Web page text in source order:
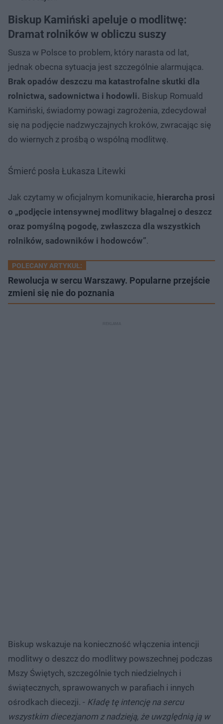
Biskup Kamiński apeluje o modlitwę:
Dramat rolników w obliczu suszy
Susza w Polsce to problem, który narasta od lat,
jednak obecna sytuacja jest szczególnie alarmująca.
Brak opadów deszczu ma katastrofalne skutki dla
rolnictwa, sadownictwa i hodowli. Biskup Romuald
Kamiński, świadomy powagi zagrożenia, zdecydował
się na podjęcie nadzwyczajnych kroków, zwracając się
do wiernych z prośbą o wspólną modlitwę.
Śmierć posła Łukasza Litewki
Jak czytamy w oficjalnym komunikacie, hierarcha prosi
o „podjęcie intensywnej modlitwy błagalnej o deszcz
oraz pomyślną pogodę, zwłaszcza dla wszystkich
rolników, sadowników i hodowców”.
POLECANY ARTYKUŁ:
Rewolucja w sercu Warszawy. Popularne przejście
zmieni się nie do poznania
Biskup wskazuje na konieczność włączenia intencji
modlitwy o deszcz do modlitwy powszechnej podczas
Mszy Świętych, szczególnie tych niedzielnych i
świątecznych, sprawowanych w parafiach i innych
ośrodkach diecezji. - Kładę tę intencję na sercu
wszystkim diecezjanom z nadzieją, że uwzględnią ją w